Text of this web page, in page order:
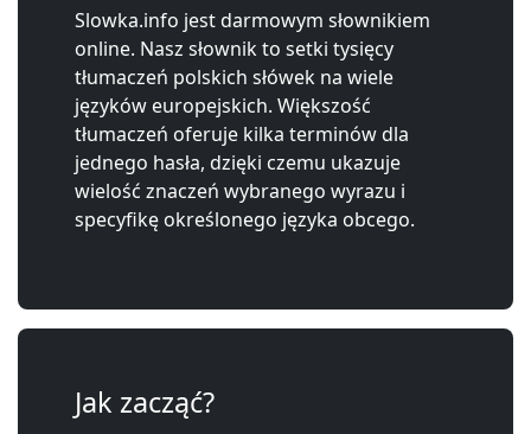
Slowka.info jest darmowym słownikiem
online. Nasz słownik to setki tysięcy
tłumaczeń polskich słówek na wiele
języków europejskich. Większość
tłumaczeń oferuje kilka terminów dla
jednego hasła, dzięki czemu ukazuje
wielość znaczeń wybranego wyrazu i
specyfikę określonego języka obcego.
Jak zacząć?